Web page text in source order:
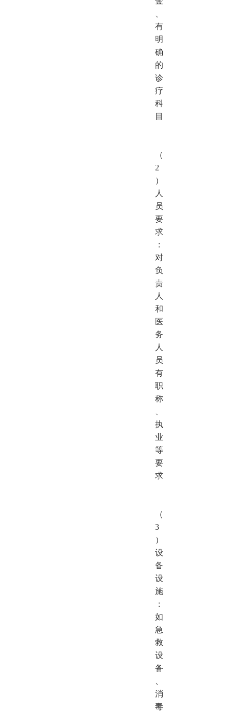
有
明
确
的
诊
疗
科
目
（
2
）
人
员
要
求
：
对
负
责
人
和
医
务
人
员
有
职
称
执
业
等
要
求
（
3
）
设
备
设
施
：
如
急
救
设
备
消
毒